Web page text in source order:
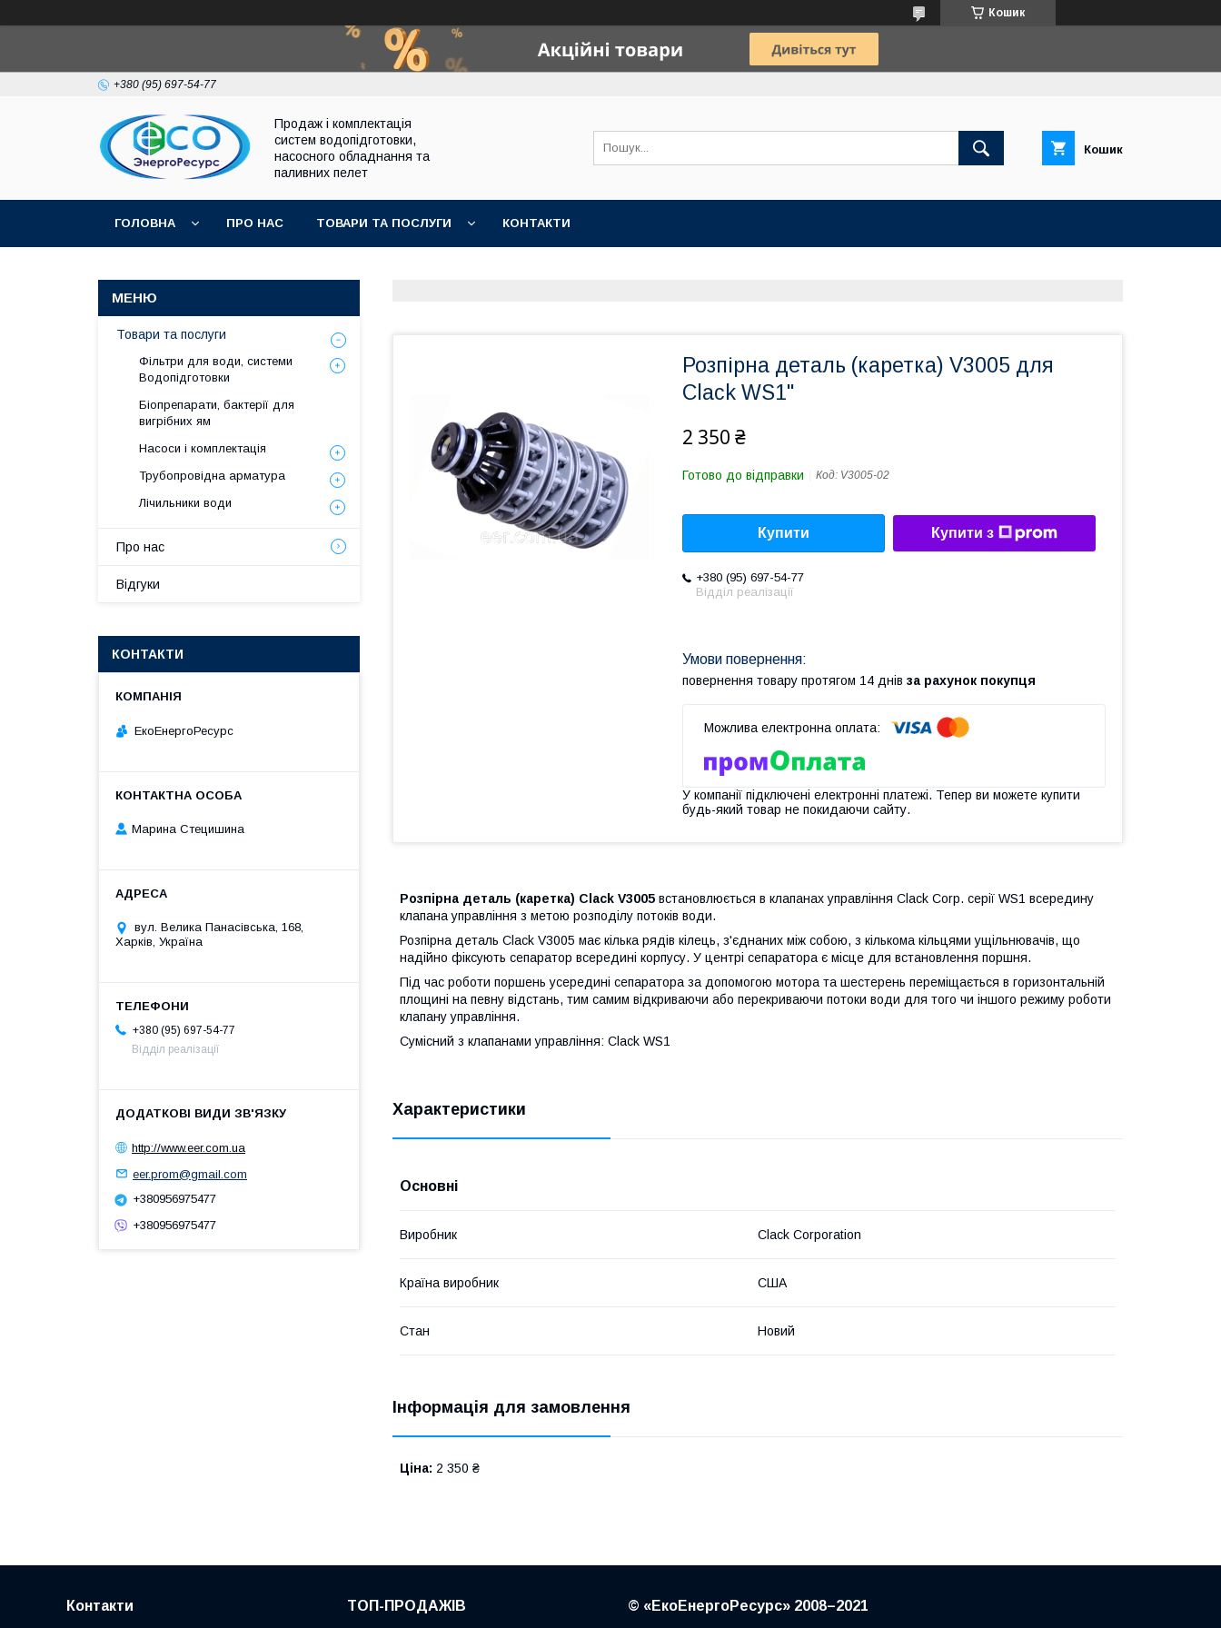
Кошик
+380 (95) 697-54-77
Продаж і комплектація
систем водопідготовки,
насосного обладнання та
паливних пелет
Кошик
ГОЛОВНА ПРО НАС ТОВАРИ ТА ПОСЛУГИ КОНТАКТИ
Розпірна деталь (каретка) V3005 для
Clack WS1"
2 350 ₴
Готово до відправки Код: V3005-02
Купити Купити з
+380 (95) 697-54-77
Відділ реалізації
повернення товару протягом 14 днів за рахунок покупця
У компанії підключені електронні платежі. Тепер ви можете купити
будь-який товар не покидаючи сайту.
Розпірна деталь (каретка) Clack V3005 встановлюється в клапанах управління Clack Corp. серії WS1 всередину
клапана управління з метою розподілу потоків води.
Розпірна деталь Clack V3005 має кілька рядів кілець, з'єднаних між собою, з кількома кільцями ущільнювачів, що
надійно фіксують сепаратор всередині корпусу. У центрі сепаратора є місце для встановлення поршня.
Під час роботи поршень усередині сепаратора за допомогою мотора та шестерень переміщається в горизонтальній
площині на певну відстань, тим самим відкриваючи або перекриваючи потоки води для того чи іншого режиму роботи
клапану управління.
Сумісний з клапанами управління: Clack WS1
Характеристики
Основні
Виробник Clack Corporation
Країна виробник США
Стан Новий
Інформація для замовлення
Ціна: 2 350 ₴
Товари та послуги
Фільтри для води, системи
Водопідготовки
Біопрепарати, бактерії для
вигрібних ям
Насоси і комплектація
Трубопровідна арматура
Лічильники води
Про нас
Відгуки
КОНТАКТИ
ЕкоЕнергоРесурс
Марина Стецишина
вул. Велика Панасівська, 168,
Харків, Україна
+380 (95) 697-54-77
Відділ реалізації
http://www.eer.com.ua
eer.prom@gmail.com
+380956975477
+380956975477
Контакти ТОП-ПРОДАЖІВ © «ЕкоЕнергоРесурс» 2008–2021